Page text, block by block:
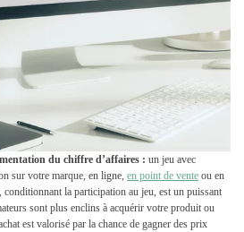
du chiffre d’affaires : un jeu avec
sur votre marque, en ligne, en point de vente ou en
conditionnant la participation au jeu, est un puissant
sont plus enclins à acquérir votre produit ou
est valorisé par la chance de gagner des prix